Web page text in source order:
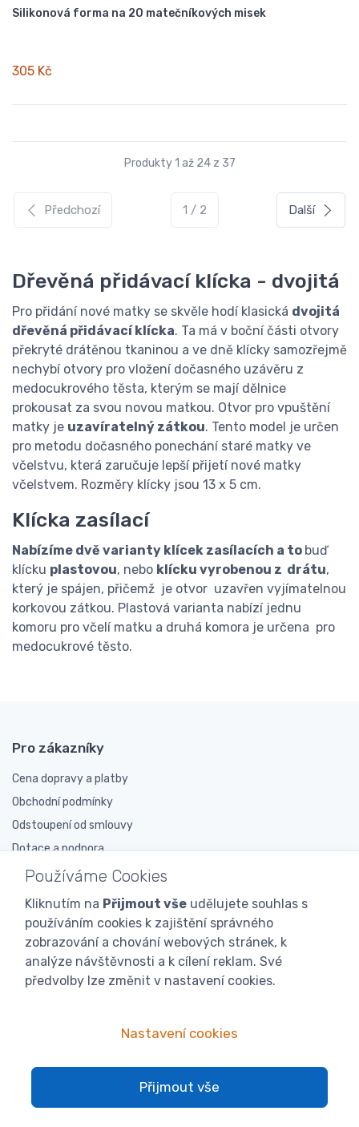
Silikonová forma na 20 matečníkových misek
305 Kč
Produkty 1 až 24 z 37
Předchozí 1 / 2 Další
Dřevěná přidávací klícka - dvojitá
Pro přidání nové matky se skvěle hodí klasická dvojitá
dřevěná přidávací klícka. Ta má v boční části otvory
překryté drátěnou tkaninou a ve dně klícky samozřejmě
nechybí otvory pro vložení dočasného uzávěru z
medocukrového těsta, kterým se mají dělnice
prokousat za svou novou matkou. Otvor pro vpuštění
matky je uzavíratelný zátkou. Tento model je určen
pro metodu dočasného ponechání staré matky ve
včelstvu, která zaručuje lepší přijetí nové matky
včelstvem. Rozměry klícky jsou 13 x 5 cm.
Klícka zasílací
Nabízíme dvě varianty klícek zasílacích a to buď
klícku plastovou, nebo klícku vyrobenou z drátu,
který je spájen, přičemž je otvor uzavřen vyjímatelnou
korkovou zátkou. Plastová varianta nabízí jednu
komoru pro včelí matku a druhá komora je určena pro
medocukrové těsto.
Pro zákazníky
Cena dopravy a platby
Obchodní podmínky
Odstoupení od smlouvy
Dotace a podpora
Reklamační řád
Zpracování osobních údajů
Články o včelařství
Nabízené služby
Klub iVčelařství
Ke stažení ZDARMA
Používáme Cookies
Kliknutím na Přijmout vše udělujete souhlas s
používáním cookies k zajištění správného
zobrazování a chování webových stránek, k
analýze návštěvnosti a k cílení reklam. Své
předvolby lze změnit v nastavení cookies.
Nastavení cookies
Přijmout vše